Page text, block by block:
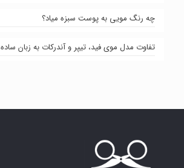
چه رنگ مویی به پوست سبزه میاد؟
تفاوت مدل موی فید، تیپر و آندرکات به زبان ساده